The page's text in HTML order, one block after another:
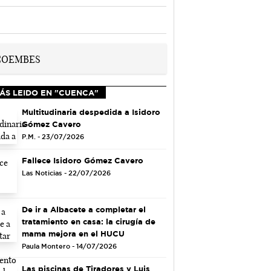
LEIDO EN "CUENCA"
Multitudinaria despedida a Isidoro
Gómez Cavero
P.M. - 23/07/2026
Fallece Isidoro Gómez Cavero
Las Noticias - 22/07/2026
De ir a Albacete a completar el
tratamiento en casa: la cirugía de
mama mejora en el HUCU
Paula Montero - 14/07/2026
Las piscinas de Tiradores y Luis